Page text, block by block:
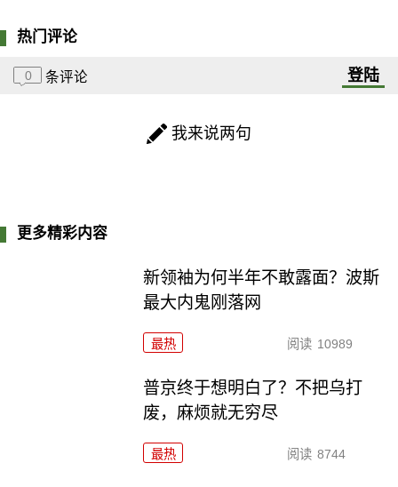
热门评论
0 条评论 登陆
我来说两句
更多精彩内容
新领袖为何半年不敢露面？波斯
最大内鬼刚落网
最热 阅读 10989
普京终于想明白了？不把乌打
废，麻烦就无穷尽
最热 阅读 8744